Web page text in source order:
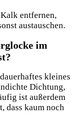
entfernen,
austauschen.
im
kleines
Dichtung,
ist außerdem
dass kaum noch